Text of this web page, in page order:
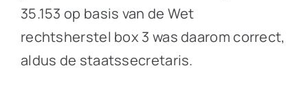
35.153 op basis van de Wet
rechtsherstel box 3 was daarom correct,
aldus de staatssecretaris.